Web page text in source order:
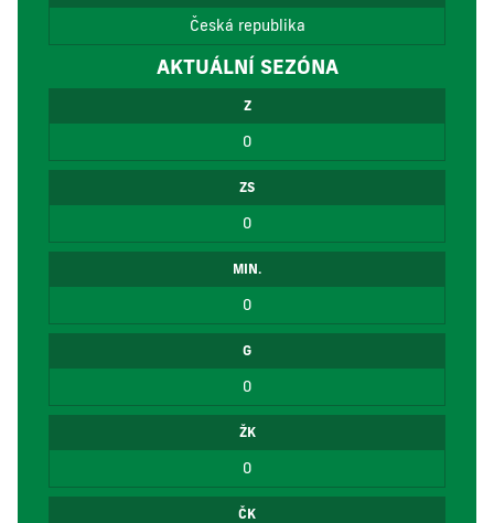
Česká republika
AKTUÁLNÍ SEZÓNA
Z
0
ZS
0
MIN.
0
G
0
ŽK
0
ČK